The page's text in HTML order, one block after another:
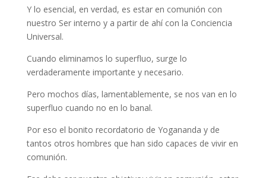
Y lo esencial, en verdad, es estar en comunión con
nuestro Ser interno y a partir de ahí con la Conciencia
Universal.
Cuando eliminamos lo superfluo, surge lo
verdaderamente importante y necesario.
Pero mochos días, lamentablemente, se nos van en lo
superfluo cuando no en lo banal.
Por eso el bonito recordatorio de Yogananda y de
tantos otros hombres que han sido capaces de vivir en
comunión.